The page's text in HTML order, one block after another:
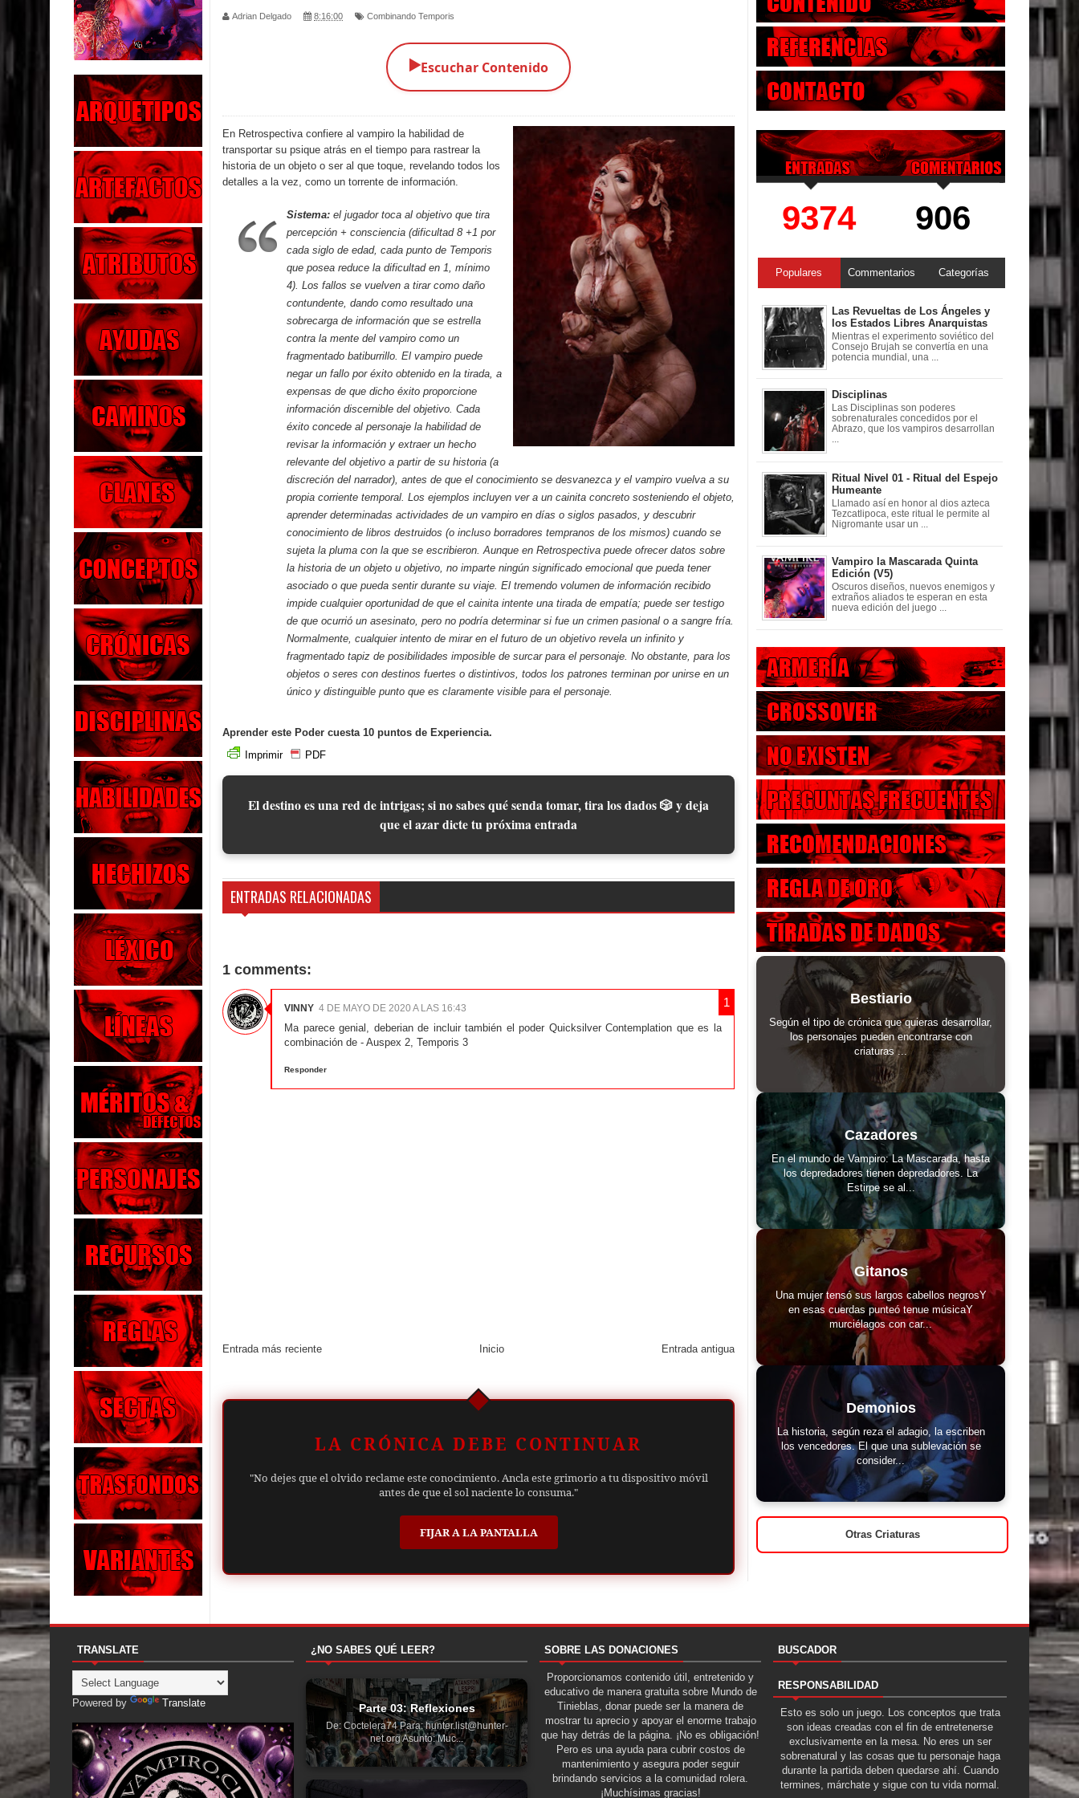
Parte 02: Los Muertos Gobiernan a los Vivos
Parte 01: Escondido a Plena Luz
Parte 02: El Enemigo de mi Enemigo
Parte 06: Coletazos
Parte 05: Los Horrores del Infierno
Parte 04: Oídos Sordos
Parte 03: La Traición
Parte 02: Vuelve el Hijo Prodigo
Parte 03: Reflexiones
Adrian Delgado 8:16:00 Combinando Temporis
▶️Escuchar Contenido
En Retrospectiva confiere al vampiro la habilidad de
transportar su psique atrás en el tiempo para rastrear la
historia de un objeto o ser al que toque, revelando todos los
detalles a la vez, como un torrente de información.
Sistema: el jugador toca al objetivo que tira
percepción + consciencia (dificultad 8 +1 por
cada siglo de edad, cada punto de Temporis
que posea reduce la dificultad en 1, mínimo
4). Los fallos se vuelven a tirar como daño
contundente, dando como resultado una
sobrecarga de información que se estrella
contra la mente del vampiro como un
fragmentado batiburrillo. El vampiro puede
negar un fallo por éxito obtenido en la tirada, a
expensas de que dicho éxito proporcione
información discernible del objetivo. Cada
éxito concede al personaje la habilidad de
revisar la información y extraer un hecho
relevante del objetivo a partir de su historia (a
discreción del narrador), antes de que el conocimiento se desvanezca y el vampiro vuelva a su
propia corriente temporal. Los ejemplos incluyen ver a un cainita concreto sosteniendo el objeto,
aprender determinadas actividades de un vampiro en días o siglos pasados, y descubrir
conocimiento de libros destruidos (o incluso borradores tempranos de los mismos) cuando se
sujeta la pluma con la que se escribieron. Aunque en Retrospectiva puede ofrecer datos sobre
la historia de un objeto u objetivo, no imparte ningún significado emocional que pueda tener
asociado o que pueda sentir durante su viaje. El tremendo volumen de información recibido
impide cualquier oportunidad de que el cainita intente una tirada de empatía; puede ser testigo
de que ocurrió un asesinato, pero no podría determinar si fue un crimen pasional o a sangre fría.
Normalmente, cualquier intento de mirar en el futuro de un objetivo revela un infinito y
fragmentado tapiz de posibilidades imposible de surcar para el personaje. No obstante, para los
objetos o seres con destinos fuertes o distintivos, todos los patrones terminan por unirse en un
único y distinguible punto que es claramente visible para el personaje.
Aprender este Poder cuesta 10 puntos de Experiencia.
Imprimir
PDF
El destino es una red de intrigas; si no sabes qué senda tomar, tira los dados 🎲 y deja
que el azar dicte tu próxima entrada
ENTRADAS RELACIONADAS
1 comments:
VINNY 4 DE MAYO DE 2020 A LAS 16:43
Ma parece genial, deberian de incluir también el poder Quicksilver Contemplation que es la
combinación de - Auspex 2, Temporis 3
Responder
Entrada más reciente Entrada antigua
Inicio
LA CRÓNICA DEBE CONTINUAR
"No dejes que el olvido reclame este conocimiento. Ancla este grimorio a tu dispositivo móvil
antes de que el sol naciente lo consuma."
FIJAR A LA PANTALLA
9374 906
Populares Commentarios Categorías
Las Revueltas de Los Ángeles y
los Estados Libres Anarquistas
Mientras el experimento soviético del
Consejo Brujah se convertía en una
potencia mundial, una ...
Disciplinas
Las Disciplinas son poderes
sobrenaturales concedidos por el
Abrazo, que los vampiros desarrollan
Ritual Nivel 01 - Ritual del Espejo
Humeante
Llamado así en honor al dios azteca
Tezcatlipoca, este ritual le permite al
Nigromante usar un ...
Vampiro la Mascarada Quinta
Edición (V5)
Oscuros diseños, nuevos enemigos y
extraños aliados te esperan en esta
nueva edición del juego ...
Bestiario
Según el tipo de crónica que quieras desarrollar,
los personajes pueden encontrarse con
criaturas ...
Cazadores
En el mundo de Vampiro: La Mascarada, hasta
los depredadores tienen depredadores. La
Estirpe se al...
Gitanos
Una mujer tensó sus largos cabellos negrosY
en esas cuerdas punteó tenue músicaY
murciélagos con car...
Demonios
La historia, según reza el adagio, la escriben
los vencedores. El que una sublevación se
consider...
Otras Criaturas
TRANSLATE
Powered by Translate
¿NO SABES QUÉ LEER?
Parte 03: Reflexiones
De: Coctelera74 Para: hunter.list@hunter-
net.org Asunto: Muc...
SOBRE LAS DONACIONES
Proporcionamos contenido útil, entretenido y
educativo de manera gratuita sobre Mundo de
Tinieblas, donar puede ser la manera de
mostrar tu aprecio y apoyar el enorme trabajo
que hay detrás de la página. ¡No es obligación!
Pero es una ayuda para cubrir costos de
mantenimiento y asegura poder seguir
brindando servicios a la comunidad rolera.
¡Muchísimas gracias!
BUSCADOR
RESPONSABILIDAD
Esto es solo un juego. Los conceptos que trata
son ideas creadas con el fin de entretenerse
exclusivamente en la mesa. No eres un ser
sobrenatural y las cosas que tu personaje haga
durante la partida deben quedarse ahí. Cuando
termines, márchate y sigue con tu vida normal.